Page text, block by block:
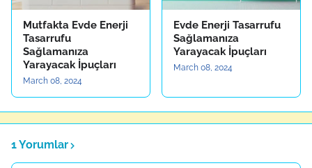
Mutfakta Evde Enerji
Tasarrufu
Sağlamanıza
Yarayacak İpuçları
March 08, 2024
Evde Enerji Tasarrufu
Sağlamanıza
Yarayacak İpuçları
March 08, 2024
1 Yorumlar